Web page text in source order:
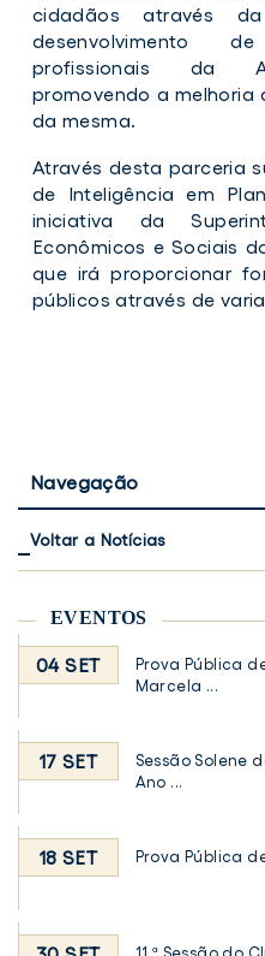
cidadãos através
desenvolvimento
profissionais da
promovendo a
da mesma.
Através desta parceria
de Inteligência em
iniciativa da
Econômicos e Sociais
que irá proporcionar
públicos através de
Navegação
Voltar a Notícias
EVENTOS
04 SET
Prova Pública
Marcela ...
17 SET
Sessão Solene
Ano ...
18 SET Prova Pública